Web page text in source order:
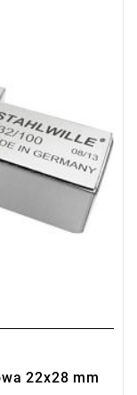
22x28 mm